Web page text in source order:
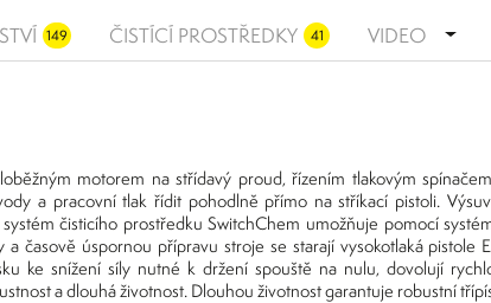
149 ČISTÍCÍ PROSTŘEDKY 41 VIDEO
motorem na střídavý proud, řízením tlakovým
a pracovní tlak řídit pohodlně přímo na stříkací pistoli.
čisticího prostředku SwitchChem umožňuje pomocí
úspornou přípravu stroje se starají vysokotlaká pistole
ke snížení síly nutné k držení spouště na nulu, dovolují
a dlouhá životnost. Dlouhou životnost garantuje robustní